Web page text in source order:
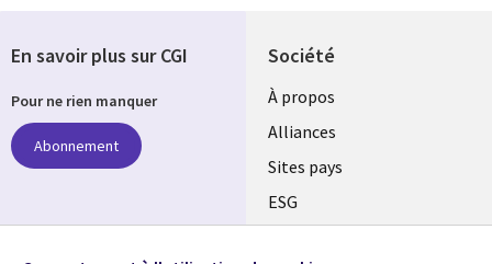
Société
À propos
Alliances
Sites pays
ESG
En savoir plus sur CGI
Pour ne rien manquer
Abonnement